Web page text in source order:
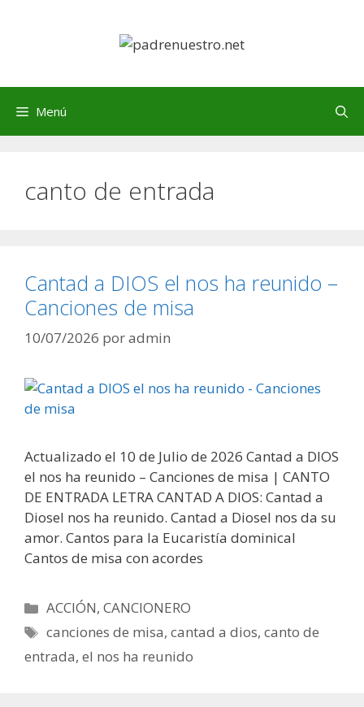
Menú
canto de entrada
Cantad a DIOS el nos ha reunido –
Canciones de misa
10/07/2026 poradmin
Actualizado el 10 de Julio de 2026 Cantad a DIOS
el nos ha reunido – Canciones de misa | CANTO
DE ENTRADA LETRA CANTAD A DIOS: Cantad a
Diosel nos ha reunido. Cantad a Diosel nos da su
amor. Cantos para la Eucaristía dominical
Cantos de misa con acordes
Categorías
ACCIÓN,CANCIONERO
Etiquetas
canciones de misa,cantad a dios,canto de
entrada, el nos ha reunido